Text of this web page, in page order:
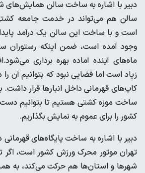
دبیر با اشاره به ساخت سالن
سالن هم می‌تواند در خدمت جامعه
است و با ساخت این سالن یک درآمد
وجود آمده است، ضمن اینکه رستوران
ماه‌های آینده آماده بهره برداری
زیاد است اما فضایی نبود که بتوانیم آن
کاپ‌های قهرمانی داخل انبارها قرار
ساخت موزه کشتی هستیم تا بتوانیم دست
کشور را برای عموم به نمایش بگذاریم.
دبیر با اشاره به ساخت پایگاه‌های
تهران موتور محرک ورزش کشور است، اگر
شهرها و استان‌ها هم حرکت می‌کند، به